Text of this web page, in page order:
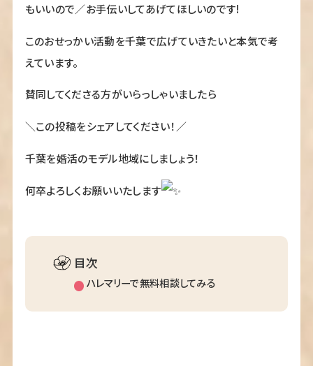
もいいので／お手伝いしてあげてほしいのです!
このおせっかい活動を千葉で広げていきたいと本気で考
えています。
賛同してくださる方がいらっしゃいましたら
＼この投稿をシェアしてください！／
千葉を婚活のモデル地域にしましょう！
何卒よろしくお願いいたします
目次
ハレマリーで無料相談してみる